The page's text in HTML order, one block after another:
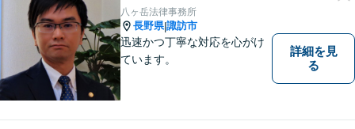
八ヶ岳法律事務所
長野県|諏訪市
迅速かつ丁寧な対応を心がけ
ています。
詳細を見
る